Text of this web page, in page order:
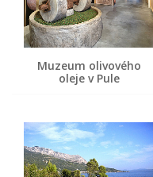
Muzeum olivového
oleje v Pule